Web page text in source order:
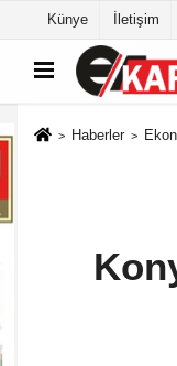
Künye İletişim
Haberler